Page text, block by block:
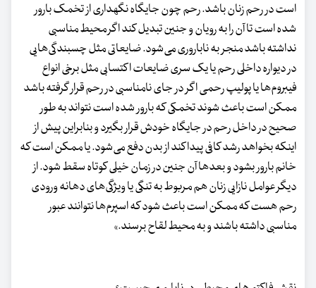
است در رحم زنان باشد. رحم چون جایگاه نگهداری از تخمک بارور
شده است تا آن را به رویان و جنین تبدیل کند اگر محیط مناسبی
نداشته باشد منجر به ناباروری می‌شود. ضایعاتی مثل چسبندگی‌هایی
در دیواره داخلی رحم یا یک سری ضایعات اکتسابی مثل برخی انواع
فیبروم‌ها یا پولیپ رحمی اگر در جای نامناسبی در رحم قرار گرفته باشد
ممکن است باعث شوند تخمکی که بارور شده است نتواند به طور
صحیح در داخل رحم در جایگاه خودش قرار بگیرد و بنابراین پیش از
اینکه بخواهد رشد کافی پیدا کند از بدن دفع می‌شود. یا ممکن است که
خانم بارور بشود و بعدها آن جنین در زمان خیلی کوتاه سقط شود. از
دیگر عوامل نازایی زنان هم مربوط به تنگی یا ویژگی‌های دهانه ورودی
رحم هست که ممکن است باعث شود که اسپرم‌ها نتوانند عبور
مناسبی داشته باشند و به محیط لقاح برسند.»